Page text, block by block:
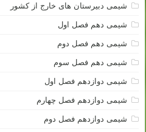
شیمی دبیرستان های خارج از کشور
شیمی دهم فصل اول
شیمی دهم فصل دوم
شیمی دهم فصل سوم
شیمی دوازدهم فصل اول
شیمی دوازدهم فصل چهارم
شیمی دوازدهم فصل دوم